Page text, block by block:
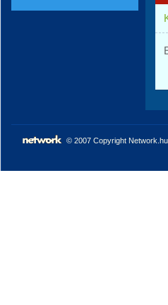
© 2007 Copyright